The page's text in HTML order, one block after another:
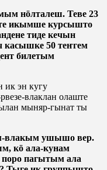
нӧлталеш. Теве 23
икымше курсышто
тиде кечын
50 теҥгем
билетым
эн кугу
влаклан олаште
мыняр-гынат ты
влакым ушышо вер.
кӧ ала-кунам
поро пагытым ала